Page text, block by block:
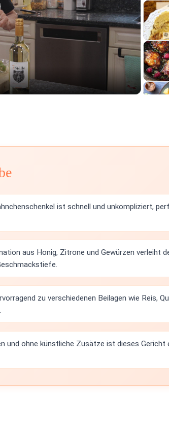
ist schnell und unkompliziert,
aus Honig, Zitrone und Gewürzen verleiht
zu verschiedenen Beilagen wie Reis,
und ohne künstliche Zusätze ist dieses Gericht